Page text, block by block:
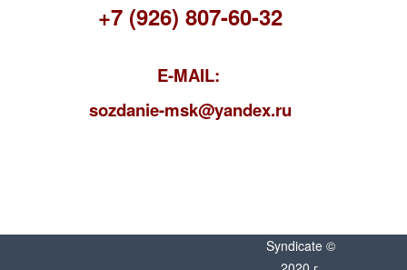
+7 (926) 807-60-32
E-MAIL:
sozdanie-msk@yandex.ru
Syndicate ©